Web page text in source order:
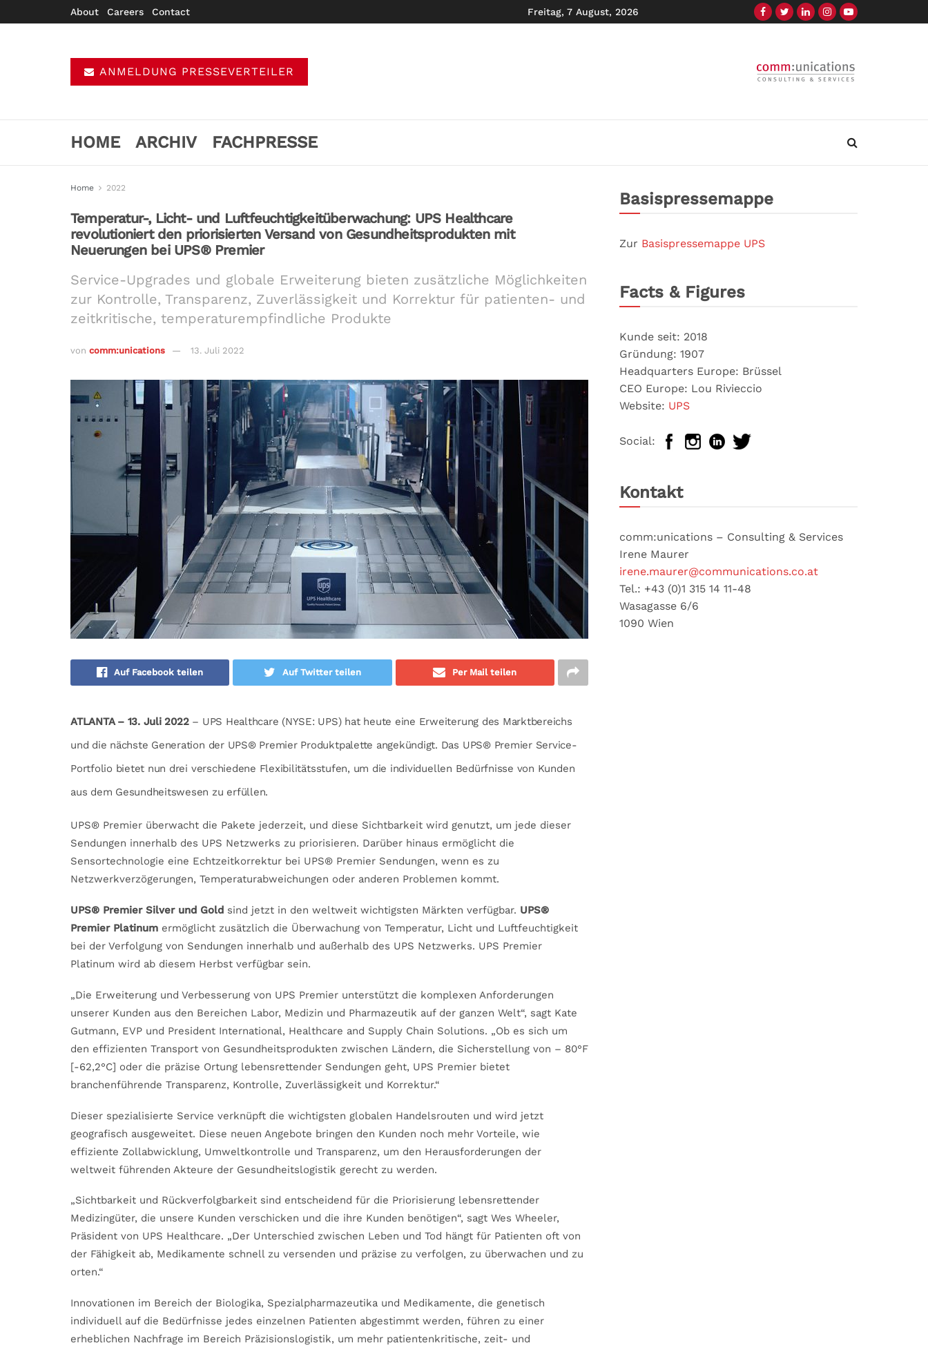
About Careers Contact Freitag, 7 August, 2026
ANMELDUNG PRESSEVERTEILER
HOME ARCHIV FACHPRESSE
Home 2022
Temperatur-, Licht- und Luftfeuchtigkeitüberwachung: UPS Healthcare
revolutioniert den priorisierten Versand von Gesundheitsprodukten mit
Neuerungen bei UPS® Premier
Service-Upgrades und globale Erweiterung bieten zusätzliche Möglichkeiten
zur Kontrolle, Transparenz, Zuverlässigkeit und Korrektur für patienten- und
zeitkritische, temperaturempfindliche Produkte
von comm:unications 13. Juli 2022
Auf Facebook teilen Auf Twitter teilen Per Mail teilen
ATLANTA – 13. Juli 2022– UPS Healthcare (NYSE: UPS) hat heute eine Erweiterung des Marktbereichs
und die nächste Generation der UPS® Premier Produktpalette angekündigt. Das UPS® Premier Service-
Portfolio bietet nun drei verschiedene Flexibilitätsstufen, um die individuellen Bedürfnisse von Kunden
aus dem Gesundheitswesen zu erfüllen.
UPS® Premier überwacht die Pakete jederzeit, und diese Sichtbarkeit wird genutzt, um jede dieser
Sendungen innerhalb des UPS Netzwerks zu priorisieren. Darüber hinaus ermöglicht die
Sensortechnologie eine Echtzeitkorrektur bei UPS® Premier Sendungen, wenn es zu
Netzwerkverzögerungen, Temperaturabweichungen oder anderen Problemen kommt.
UPS® Premier Silver und Gold sind jetzt in den weltweit wichtigsten Märkten verfügbar. UPS®
Premier Platinum ermöglicht zusätzlich die Überwachung von Temperatur, Licht und Luftfeuchtigkeit
bei der Verfolgung von Sendungen innerhalb und außerhalb des UPS Netzwerks. UPS Premier
Platinum wird ab diesem Herbst verfügbar sein.
„Die Erweiterung und Verbesserung von UPS Premier unterstützt die komplexen Anforderungen
unserer Kunden aus den Bereichen Labor, Medizin und Pharmazeutik auf der ganzen Welt“, sagt Kate
Gutmann, EVP und President International, Healthcare and Supply Chain Solutions. „Ob es sich um
den effizienten Transport von Gesundheitsprodukten zwischen Ländern, die Sicherstellung von – 80°F
[-62,2°C] oder die präzise Ortung lebensrettender Sendungen geht, UPS Premier bietet
branchenführende Transparenz, Kontrolle, Zuverlässigkeit und Korrektur.“
Dieser spezialisierte Service verknüpft die wichtigsten globalen Handelsrouten und wird jetzt
geografisch ausgeweitet. Diese neuen Angebote bringen den Kunden noch mehr Vorteile, wie
effiziente Zollabwicklung, Umweltkontrolle und Transparenz, um den Herausforderungen der
weltweit führenden Akteure der Gesundheitslogistik gerecht zu werden.
„Sichtbarkeit und Rückverfolgbarkeit sind entscheidend für die Priorisierung lebensrettender
Medizingüter, die unsere Kunden verschicken und die ihre Kunden benötigen“, sagt Wes Wheeler,
Präsident von UPS Healthcare. „Der Unterschied zwischen Leben und Tod hängt für Patienten oft von
der Fähigkeit ab, Medikamente schnell zu versenden und präzise zu verfolgen, zu überwachen und zu
orten.“
Innovationen im Bereich der Biologika, Spezialpharmazeutika und Medikamente, die genetisch
individuell auf die Bedürfnisse jedes einzelnen Patienten abgestimmt werden, führen zu einer
erheblichen Nachfrage im Bereich Präzisionslogistik, um mehr patientenkritische, zeit- und
Basispressemappe
Zur Basispressemappe UPS
Facts & Figures
Kunde seit: 2018
Gründung: 1907
Headquarters Europe: Brüssel
CEO Europe: Lou Rivieccio
Website: UPS
Social:
Kontakt
comm:unications – Consulting & Services
Irene Maurer
irene.maurer@communications.co.at
Tel.: +43 (0)1 315 14 11-48
Wasagasse 6/6
1090 Wien